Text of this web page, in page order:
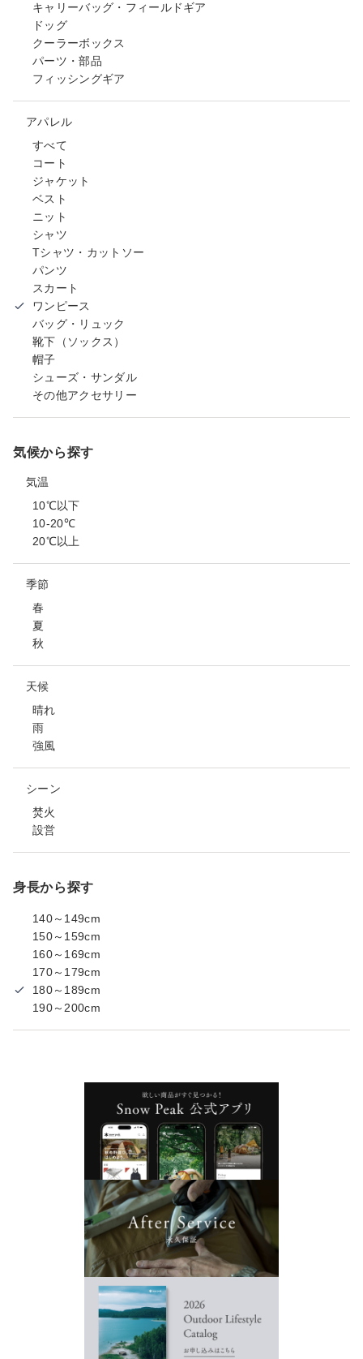
キャリーバッグ・フィールドギア
ドッグ
クーラーボックス
パーツ・部品
フィッシングギア
アパレル
すべて
コート
ジャケット
ベスト
ニット
シャツ
Tシャツ・カットソー
パンツ
スカート
ワンピース
バッグ・リュック
靴下（ソックス）
帽子
シューズ・サンダル
その他アクセサリー
気候から探す
気温
10℃以下
10-20℃
20℃以上
季節
春
夏
秋
天候
晴れ
雨
強風
シーン
焚火
設営
身長から探す
140～149cm
150～159cm
160～169cm
170～179cm
180～189cm
190～200cm